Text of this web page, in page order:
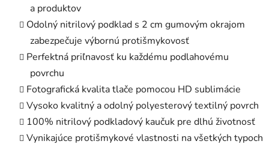
a produktov
Odolný nitrilový podklad s 2 cm gumovým okrajom
zabezpečuje výbornú protišmykovosť
Perfektná priľnavosť ku každému podlahovému
povrchu
Fotografická kvalita tlače pomocou HD sublimácie
Vysoko kvalitný a odolný polyesterový textilný povrch
100% nitrilový podkladový kaučuk pre dlhú životnosť
Vynikajúce protišmykové vlastnosti na všetkých typoch